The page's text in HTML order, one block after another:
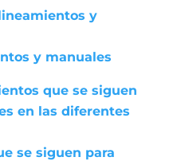
y
y manuales
que se siguen
en las diferentes
se siguen para